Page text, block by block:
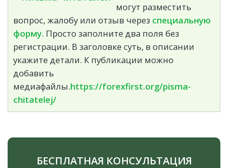
могут разместить
вопрос, жалобу или отзыв через специальную
форму. Просто заполните два поля без
регистрации. В заголовке суть, в описании
укажите детали. К публикации можно
добавить
медиафайлы.https://forexfirst.org/pisma-
chitatelej/
БЕСПЛАТНАЯ КОНСУЛЬТАЦИЯ